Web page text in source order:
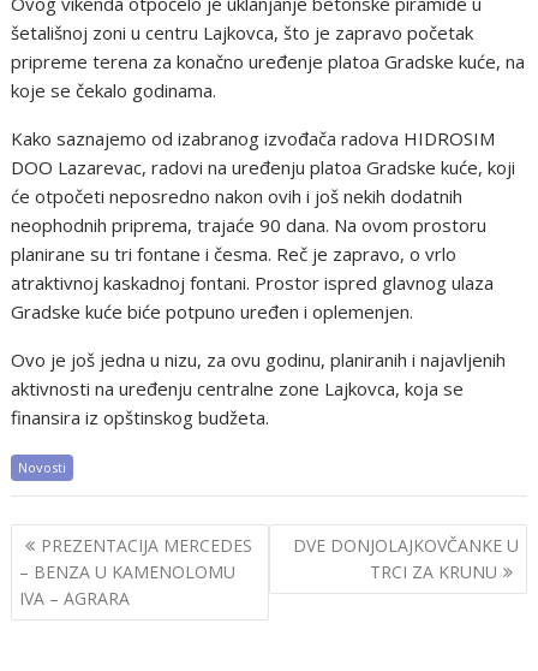
šetališnoj zoni u centru Lajkovca, što je zapravo početak
pripreme terena za konačno uređenje platoa Gradske kuće, na
koje se čekalo godinama.
Kako saznajemo od izabranog izvođača radova HIDROSIM
DOO Lazarevac, radovi na uređenju platoa Gradske kuće, koji
će otpočeti neposredno nakon ovih i još nekih dodatnih
neophodnih priprema, trajaće 90 dana. Na ovom prostoru
planirane su tri fontane i česma. Reč je zapravo, o vrlo
atraktivnoj kaskadnoj fontani. Prostor ispred glavnog ulaza
Gradske kuće biće potpuno uređen i oplemenjen.
Ovo je još jedna u nizu, za ovu godinu, planiranih i najavljenih
aktivnosti na uređenju centralne zone Lajkovca, koja se
finansira iz opštinskog budžeta.
Novosti
Post
navigation
PREZENTACIJA MERCEDES
– BENZA U KAMENOLOMU
IVA – AGRARA
DVE DONJOLAJKOVČANKE U
TRCI ZA KRUNU